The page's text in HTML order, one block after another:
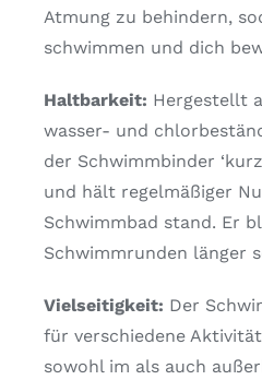
Atmung zu behindern,
schwimmen und dich
Haltbarkeit: Hergestellt
wasser- und
der Schwimmbinder
und hält regelmäßiger
Schwimmbad stand. Er
Schwimmrunden länger
Vielseitigkeit: Der
für verschiedene
sowohl im als auch